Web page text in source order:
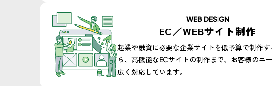
WEB DESIGN​
EC／WEBサイト制作​
起業や融資に必要な企業サイトを低予算で制作
ら、高機能なECサイトの制作まで、お客様のニ
広く対応しています。​